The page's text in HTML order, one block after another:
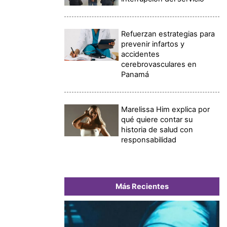
Refuerzan estrategias para
prevenir infartos y
accidentes
cerebrovasculares en
Panamá
Marelissa Him explica por
qué quiere contar su
historia de salud con
responsabilidad
Más Recientes